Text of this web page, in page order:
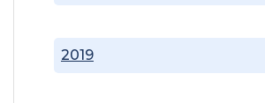
2019